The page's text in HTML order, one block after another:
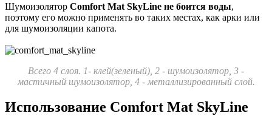
Шумоизолятор Comfort Mat SkyLine не боится воды,
поэтому его можно применять во таких местах, как арки или
для шумоизоляции капота.
Всего 4 слоя. 1- клей(зеленый), 2 - шумоизолятор, 3 -
мастичный шумоизолятор, 4 - металлизированный слой.
Использование Comfort Mat SkyLine